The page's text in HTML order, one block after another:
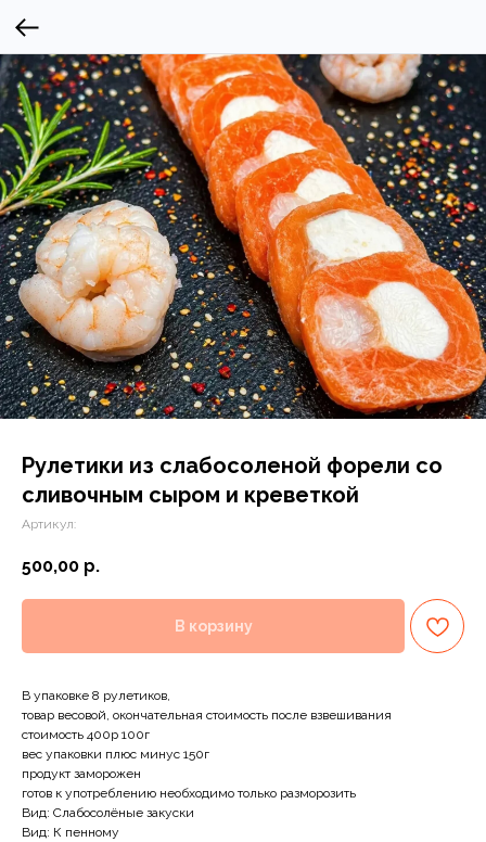
Рулетики из слабосоленой форели со
сливочным сыром и креветкой
Артикул:
500,00 р.
В корзину
В упаковке 8 рулетиков,
товар весовой, окончательная стоимость после взвешивания
стоимость 400р 100г
вес упаковки плюс минус 150г
продукт заморожен
готов к употреблению необходимо только разморозить
Вид: Слабосолёные закуски
Вид: К пенному